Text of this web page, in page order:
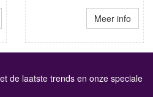
Meer info
de laatste trends en onze speciale